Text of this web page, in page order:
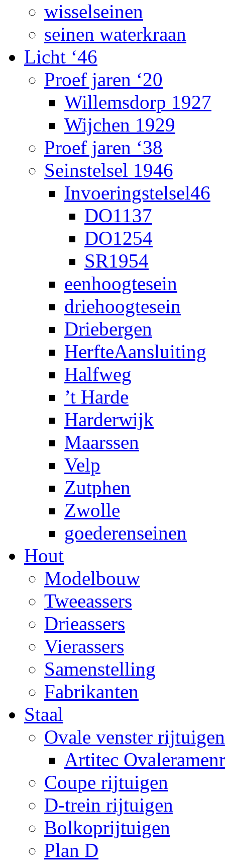
wisselseinen
seinen waterkraan
Licht ‘46
Proef jaren ‘20
Willemsdorp 1927
Wijchen 1929
Proef jaren ‘38
Seinstelsel 1946
Invoeringstelsel46
DO1137
DO1254
SR1954
eenhoogtesein
driehoogtesein
Driebergen
HerfteAansluiting
Halfweg
’t Harde
Harderwijk
Maarssen
Velp
Zutphen
Zwolle
goederenseinen
Hout
Modelbouw
Tweeassers
Drieassers
Vierassers
Samenstelling
Fabrikanten
Staal
Ovale venster rijtuigen
Artitec
Coupe rijtuigen
D-trein rijtuigen
Bolkoprijtuigen
Plan D